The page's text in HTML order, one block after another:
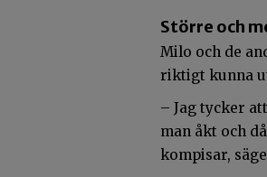
Större och
Milo och de
riktigt kunna
– Jag tycker
man åkt och
kompisar,